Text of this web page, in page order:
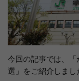
今回の記事では、
選」をご紹介しまし